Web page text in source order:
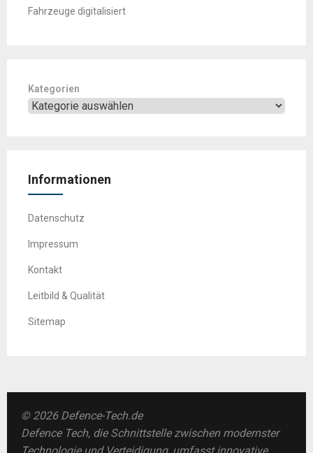
Fahrzeuge digitalisiert
Kategorien
Informationen
Datenschutz
Impressum
Kontakt
Leitbild & Qualität
Sitemap
© 2026 Defence-Tech.de
Defence Tech, die Schnittstelle zwischen modernster